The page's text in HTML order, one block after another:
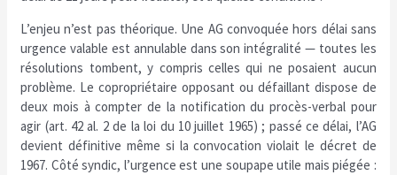
L’enjeu n’est pas théorique. Une AG convoquée hors délai sans
urgence valable est annulable dans son intégralité — toutes les
résolutions tombent, y compris celles qui ne posaient aucun
problème. Le copropriétaire opposant ou défaillant dispose de
deux mois à compter de la notification du procès-verbal pour
agir (art. 42 al. 2 de la loi du 10 juillet 1965) ; passé ce délai, l’AG
devient définitive même si la convocation violait le décret de
1967. Côté syndic, l’urgence est une soupape utile mais piégée :